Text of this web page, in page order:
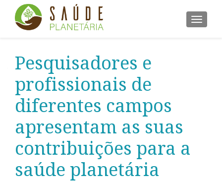
Pesquisadores e
profissionais de
diferentes campos
apresentam as suas
contribuições para a
saúde planetária